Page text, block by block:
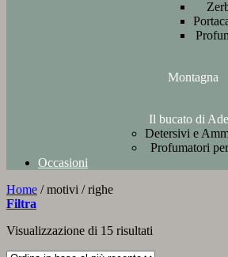
Montagna
Il bucato di
Detersivi e
Profumatori
Occasioni
Home /motivi /righe
Filtra
Visualizzazione di 15 risultati